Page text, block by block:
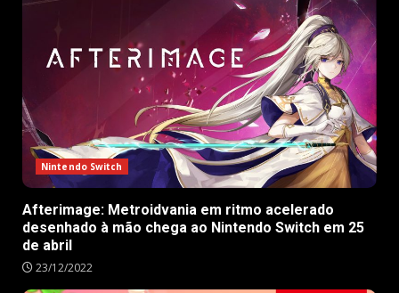
Nintendo Switch
Afterimage: Metroidvania em ritmo acelerado
desenhado à mão chega ao Nintendo Switch em 25
de abril
23/12/2022